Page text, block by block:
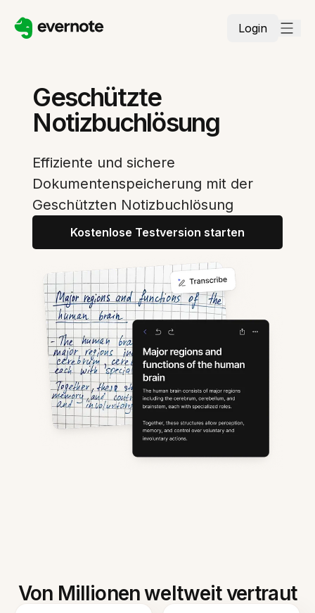
Login
Geschützte
Notizbuchlösung
Effiziente und sichere
Dokumentenspeicherung mit der
Geschützten Notizbuchlösung
Kostenlose Testversion starten
Von Millionen weltweit vertraut